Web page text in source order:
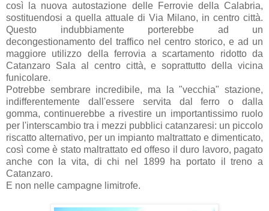
così la nuova autostazione delle Ferrovie della Calabria,
sostituendosi a quella attuale di Via Milano, in centro città.
Questo indubbiamente porterebbe ad un
decongestionamento del traffico nel centro storico, e ad un
maggiore utilizzo della ferrovia a scartamento ridotto da
Catanzaro Sala al centro città, e soprattutto della vicina
funicolare.
Potrebbe sembrare incredibile, ma la "vecchia" stazione,
indifferentemente dall'essere servita dal ferro o dalla
gomma, continuerebbe a rivestire un importantissimo ruolo
per l'interscambio tra i mezzi pubblici catanzaresi: un piccolo
riscatto alternativo, per un impianto maltrattato e dimenticato,
così come è stato maltrattato ed offeso il duro lavoro, pagato
anche con la vita, di chi nel 1899 ha portato il treno a
Catanzaro.
E non nelle campagne limitrofe.